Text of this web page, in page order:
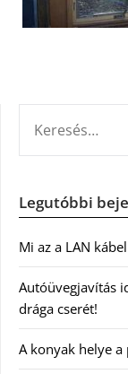
Legutóbbi
Mi az a LAN
Autóüvegjavítás
drága cserét!
A konyak helye